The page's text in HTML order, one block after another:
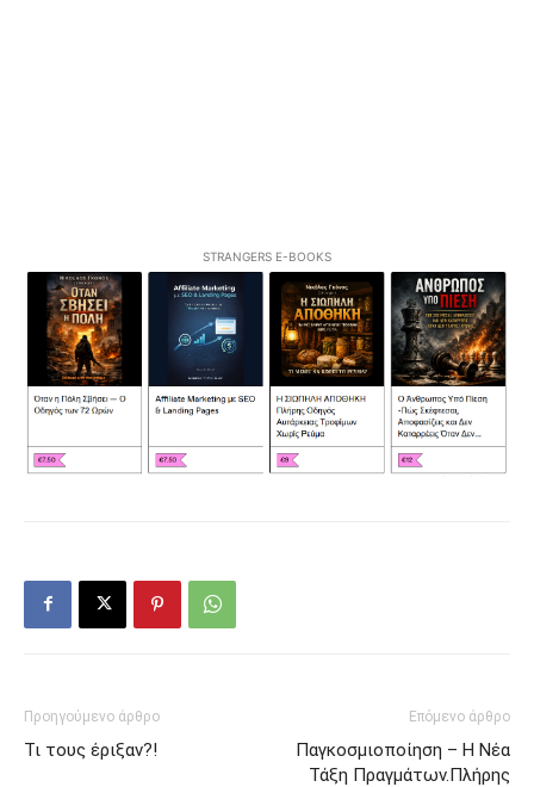
STRANGERS E-BOOKS
Προηγούμενο άρθρο
Τι τους έριξαν?!
Επόμενο άρθρο
Παγκοσμιοποίηση – Η Νέα
Τάξη Πραγμάτων.Πλήρης